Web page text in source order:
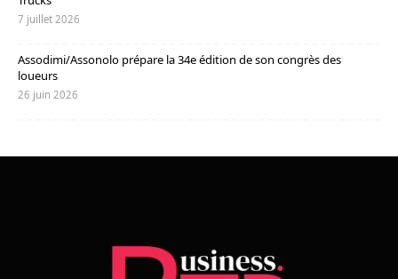
7 juillet 2026
Assodimi/Assonolo prépare la 34e édition de son congrès des
loueurs
26 juin 2026